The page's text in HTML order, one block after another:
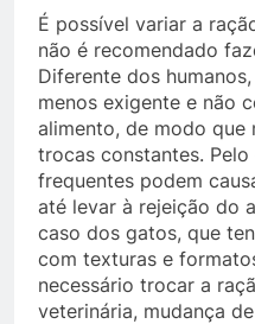
É possível variar a
não é recomendado
Diferente dos
menos exigente e não
alimento, de modo que
trocas constantes.
frequentes podem
até levar à rejeição do
caso dos gatos, que
com texturas e
necessário trocar a
veterinária, mudança